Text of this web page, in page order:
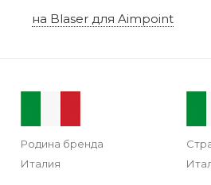
на Blaser для Aimpoint
Родина бренда
Италия